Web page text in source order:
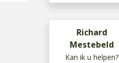
Richard
Mestebeld
Kan ik u helpen?